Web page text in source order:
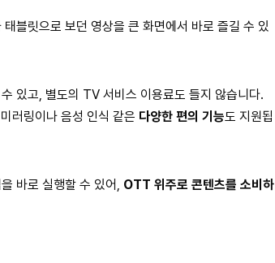
태블릿으로 보던 영상을 큰 화면에서 바로 즐길 수 있
있고, 별도의 TV 서비스 이용료도 들지 않습니다.
러링이나 음성 인식 같은 다양한 편의 기능도 지원됩
바로 실행할 수 있어, OTT 위주로 콘텐츠를 소비하